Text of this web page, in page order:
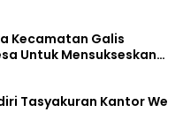
Kecamatan Galis
Untuk Mensukseskan
Tasyakuran Kantor We